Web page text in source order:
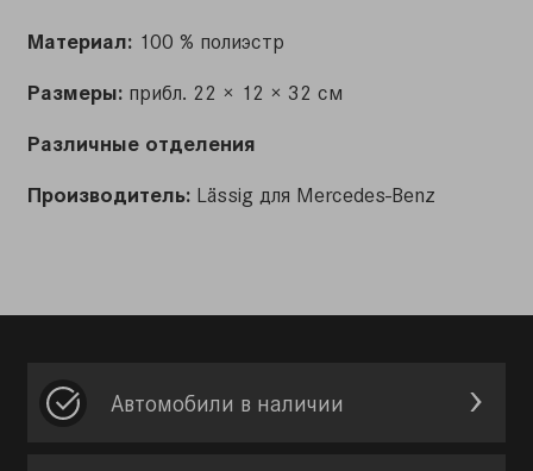
Материал: 100 % полиэстр
Размеры: прибл. 22 × 12 × 32 см
Различные отделения
Производитель: Lässig для Mercedes-Benz
Автомобили в наличии